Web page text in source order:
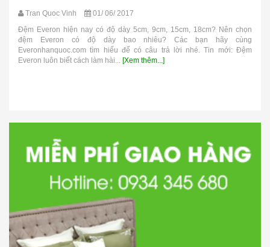
Tran Quoc Vinh
01/ 06/ 2017
Đệm Everon hiện nay có độ dày 5cm, 9cm, 15cm, 18cm? Nên chọn
đệm Everon có độ dày bao nhiêu? Các bạn hãy cùng
Everonhanquoc.com tìm hiểu để có câu trả lời nhé. Tin mới: Đệm
Everon luôn biết cách làm hài... [Xem thêm...]